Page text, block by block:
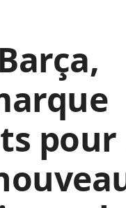
pour